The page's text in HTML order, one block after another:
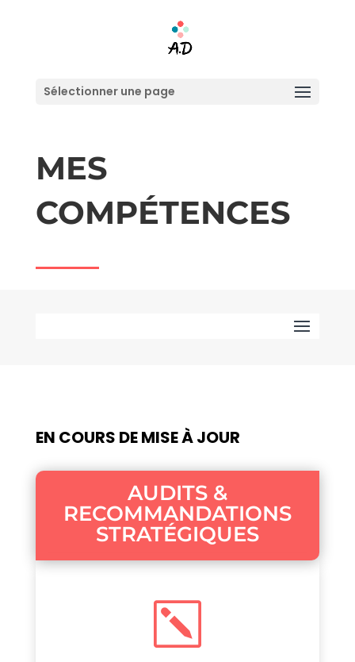
Sélectionner une page
MES
COMPÉTENCES
EN COURS DE MISE À JOUR
AUDITS &
RECOMMANDATIONS
STRATÉGIQUES
k